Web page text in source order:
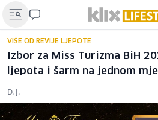
VIŠE OD REVIJE LJEPOTE
Izbor za Miss Turizma BiH
ljepota i šarm na jednom
D. J.